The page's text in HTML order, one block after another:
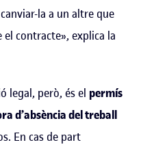
la a un altre que
contracte», explica la
legal, però, és el permís
d’absència del treball
En cas de part